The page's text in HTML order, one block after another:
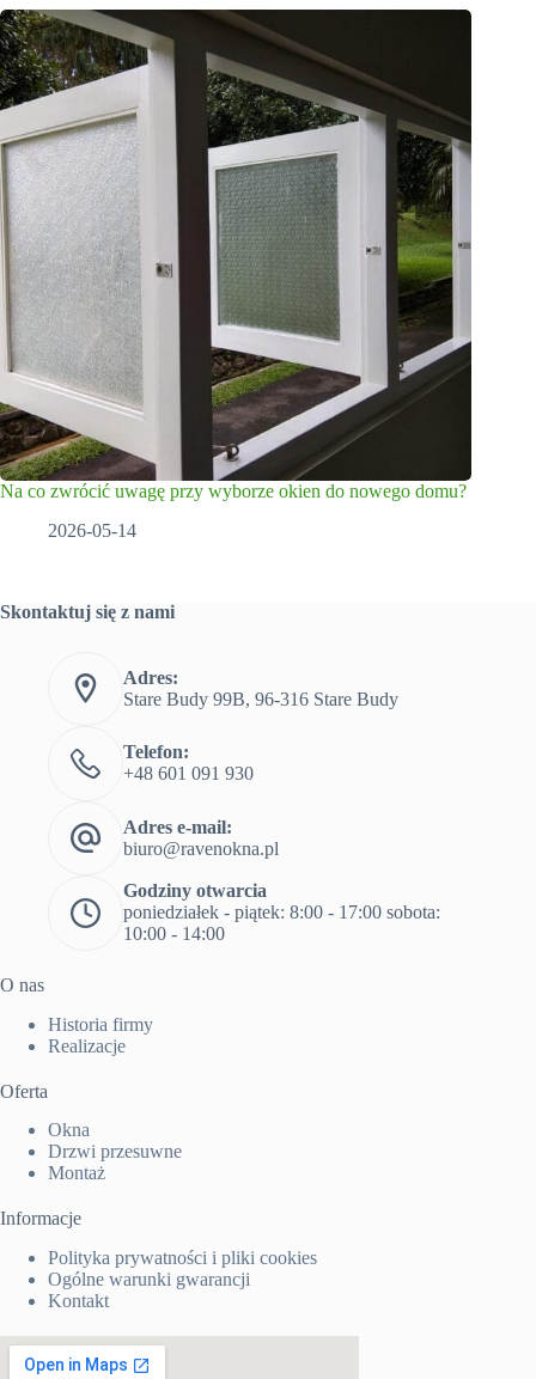
Na co zwrócić uwagę przy wyborze okien do nowego domu?
2026-05-14
Skontaktuj się z nami
Adres:
Stare Budy 99B, 96-316 Stare Budy
Telefon:
+48 601 091 930
Adres e-mail:
biuro@ravenokna.pl
Godziny otwarcia
poniedziałek - piątek: 8:00 - 17:00 sobota:
10:00 - 14:00
O nas
Historia firmy
Realizacje
Oferta
Okna
Drzwi przesuwne
Montaż
Informacje
Polityka prywatności i pliki cookies
Ogólne warunki gwarancji
Kontakt